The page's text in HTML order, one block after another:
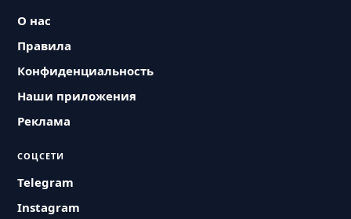
О нас
Правила
Конфиденциальность
Наши приложения
Реклама
СОЦСЕТИ
Telegram
Instagram